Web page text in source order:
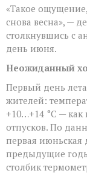
«Такое
снова весна», —
столкнувшись с
день июня.
Неожиданный
Первый день
жителей:
+10…+14 °C — как
отпусков. По
первая июньская
предыдущие
столбик